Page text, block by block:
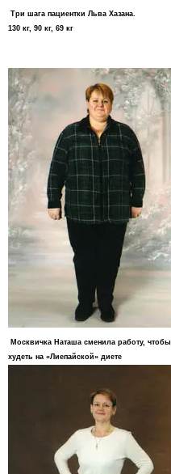
Три шага пациентки Льва Хазана.
130 кг, 90 кг, 69 кг
Москвичка Наташа сменила работу, чтобы
худеть на «Лиепайской» диете